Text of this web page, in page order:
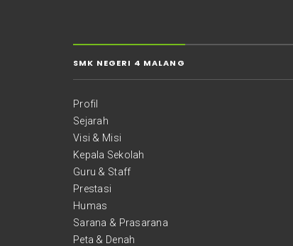
SMK NEGERI 4 MALANG
Profil
Sejarah
Visi & Misi
Kepala Sekolah
Guru & Staff
Prestasi
Humas
Sarana & Prasarana
Peta & Denah